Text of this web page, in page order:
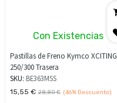
Con Existencias
Pastillas de Freno Kymco XCITING
250/300 Trasera
SKU: BE363MSS
15,55 € 28,80€ (46%Descuento)